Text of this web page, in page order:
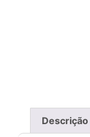
Descrição